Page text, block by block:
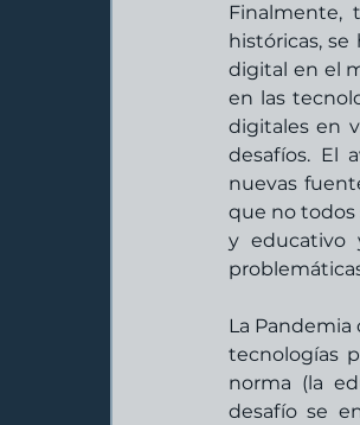
Finalmente,
históricas,
digital en el
en las
digitales en
desafíos. El
nuevas
que no todos
y educativo
La Pandemia
tecnologías
norma (la
desafío se